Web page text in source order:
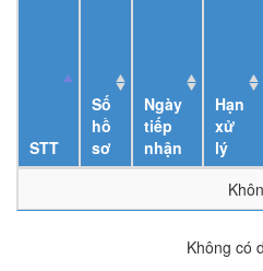
STT
Số
hồ
sơ
Ngày
tiếp
nhận
Hạn
xử
lý
Không có